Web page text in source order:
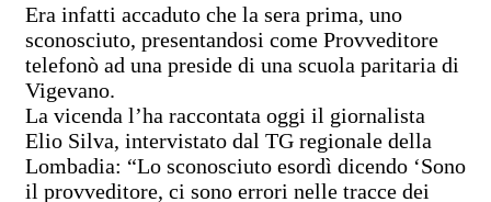
Era infatti accaduto che la sera prima, uno
sconosciuto, presentandosi come Provveditore
telefonò ad una preside di una scuola paritaria di
Vigevano.
La vicenda l’ha raccontata oggi il giornalista
Elio Silva, intervistato dal TG regionale della
Lombadia: “Lo sconosciuto esordì dicendo ‘Sono
il provveditore, ci sono errori nelle tracce dei